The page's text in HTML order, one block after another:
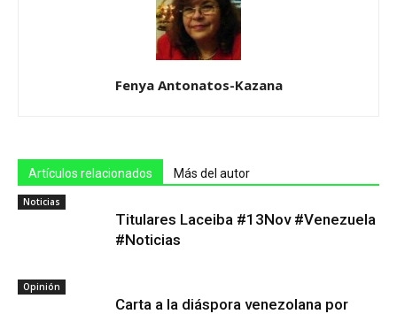
Fenya Antonatos-Kazana
Artículos relacionados Más del autor
Noticias
Titulares Laceiba #13Nov #Venezuela
#Noticias
Opinión
Carta a la diáspora venezolana por